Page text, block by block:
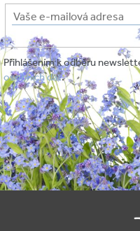
Přihlášením k odběru
osobních dat.